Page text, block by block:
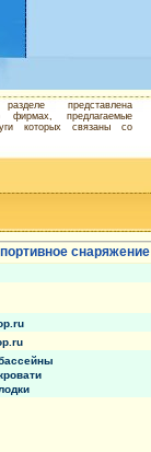
представлена
фирмах, предлагаемые
которых связаны со
cнаряжение